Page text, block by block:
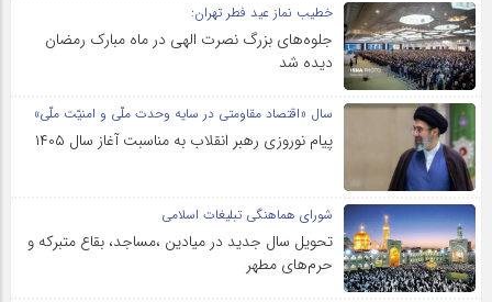
خطیب نماز عید فطر تهران:
جلوه‌های بزرگ نصرت الهی در ماه مبارک رمضان
دیده شد
سال «اقتصاد مقاومتی در سایه وحدت ملّی و امنیّت ملّی»
پیام نوروزی رهبر انقلاب به مناسبت آغاز سال ۱۴۰۵
شورای هماهنگی تبلیغات اسلامی
تحویل سال‌ جدید در میادین ،مساجد، بقاع متبرکه‌ و
حرم‌های‌ مطهر